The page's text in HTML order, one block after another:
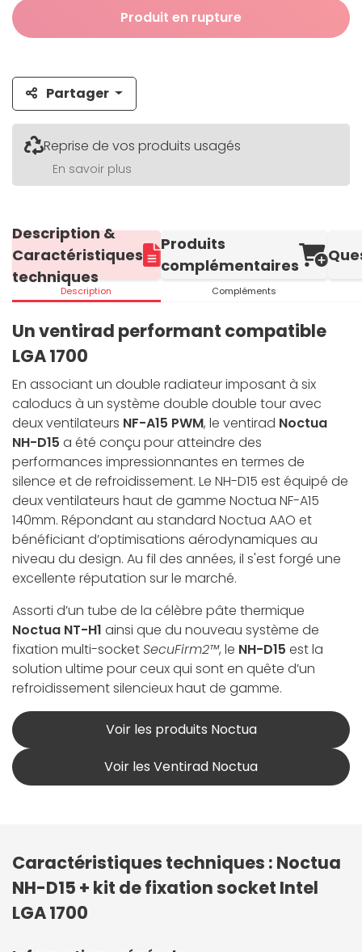
Produit en rupture
Partager
Reprise de vos produits usagés
En savoir plus
Description &
Caractéristiques
techniques
Description
Produits
complémentaires
Compléments
Un ventirad performant compatible
LGA 1700
En associant un double radiateur imposant à six
caloducs à un système double double tour avec
deux ventilateurs NF-A15 PWM, le ventirad Noctua
NH-D15 a été conçu pour atteindre des
performances impressionnantes en termes de
silence et de refroidissement. Le NH-D15 est équipé de
deux ventilateurs haut de gamme Noctua NF-A15
140mm. Répondant au standard Noctua AAO et
bénéficiant d’optimisations aérodynamiques au
niveau du design. Au fil des années, il s'est forgé une
excellente réputation sur le marché.
Assorti d’un tube de la célèbre pâte thermique
Noctua NT-H1 ainsi que du nouveau système de
fixation multi-socketSecuFirm2™, le NH-D15 est la
solution ultime pour ceux qui sont en quête d’un
refroidissement silencieux haut de gamme.
Voir les produits Noctua
Voir les Ventirad Noctua
Caractéristiques techniques : Noctua
NH-D15 + kit de fixation socket Intel
LGA 1700